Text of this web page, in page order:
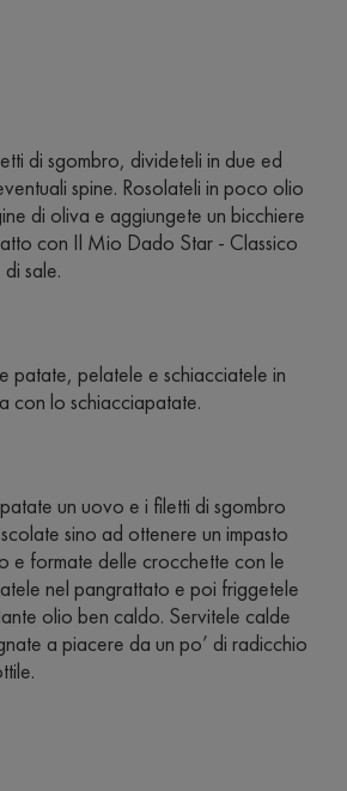
di sgombro, divideteli in due ed
spine. Rosolateli in poco olio
di oliva e aggiungete un bicchiere
con Il Mio Dado Star - Classico
sale.
patate, pelatele e schiacciatele in
con lo schiacciapatate.
un uovo e i filetti di sgombro
sino ad ottenere un impasto
e formate delle crocchette con le
nel pangrattato e poi friggetele
olio ben caldo. Servitele calde
a piacere da un po’ di radicchio